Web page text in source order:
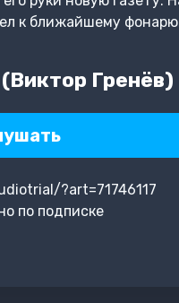
к ближайшему
Гренёв)
?art=71746117
по подписке